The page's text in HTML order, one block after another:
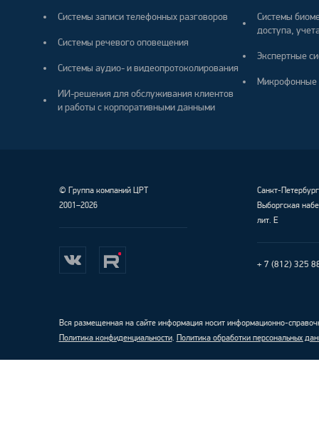
Системы записи телефонных разговоров
Системы речевого оповещения
Системы аудио- и видеопротоколирования
ИИ-решения для обслуживания клиентов
и работы с корпоративными данными
Системы
доступа,
Экспертные
Микрофонные
© Группа компаний ЦРТ
2001–2026
Санкт-Петербург
Выборгская
лит. Е
+ 7 (812) 325
Вся размещенная на сайте информация носит информационно-
Политика конфиденциальности. Политика обработки персональных